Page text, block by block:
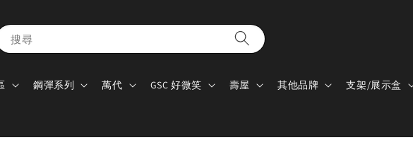
搜尋
鋼彈系列 萬代 GSC 好微笑 壽屋 其他品牌 支架/展示盒